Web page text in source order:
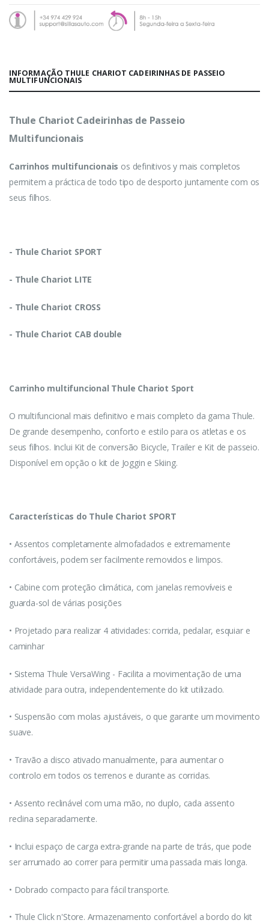
INFORMAÇÃO THULE CHARIOT CADEIRINHAS DE PASSEIO
MULTIFUNCIONAIS
Thule Chariot Cadeirinhas de Passeio
Multifuncionais
Carrinhos multifuncionais os definitivos y mais completos
permitem a práctica de todo tipo de desporto juntamente com os
seus filhos.
- Thule Chariot SPORT
- Thule Chariot LITE
- Thule Chariot CROSS
- Thule Chariot CAB double
Carrinho multifuncional Thule Chariot Sport
O multifuncional mais definitivo e mais completo da gama Thule.
De grande desempenho, conforto e estilo para os atletas e os
seus filhos. Inclui Kit de conversão Bicycle, Trailer e Kit de passeio.
Disponível em opção o kit de Joggin e Skiing.
Características do Thule Chariot SPORT
• Assentos completamente almofadados e extremamente
confortáveis, podem ser facilmente removidos e limpos.
• Cabine com proteção climática, com janelas removíveis e
guarda-sol de várias posições
• Projetado para realizar 4 atividades: corrida, pedalar, esquiar e
caminhar
• Sistema Thule VersaWing - Facilita a movimentação de uma
atividade para outra, independentemente do kit utilizado.
• Suspensão com molas ajustáveis, o que garante um movimento
suave.
• Travão a disco ativado manualmente, para aumentar o
controlo em todos os terrenos e durante as corridas.
• Assento reclinável com uma mão, no duplo, cada assento
reclina separadamente.
• Inclui espaço de carga extra-grande na parte de trás, que pode
ser arrumado ao correr para permitir uma passada mais longa.
• Dobrado compacto para fácil transporte.
• Thule Click n'Store. Armazenamento confortável a bordo do kit